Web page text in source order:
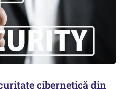
cibernetică din